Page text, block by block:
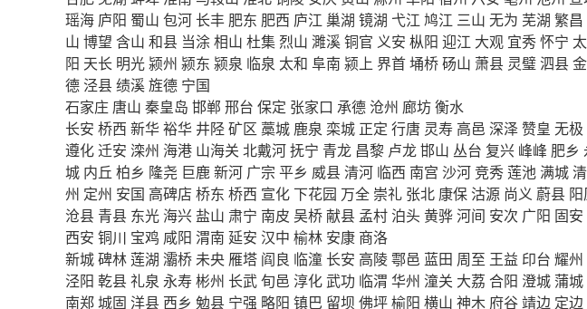
瑶海 庐阳 蜀山 包河 长丰 肥东 肥西 庐江 巢湖 镜湖 弋江 鸠江 三山 无为 芜湖 繁昌
山 博望 含山 和县 当涂相山 杜集 烈山 濉溪铜官 义安 枞阳 迎江 大观 宜秀怀宁
阳 天长 明光颍州 颍东 颍泉 临泉 太和 阜南 颍上 界首埇桥砀山 萧县 灵璧泗县
德 泾县绩溪旌德 宁国
石家庄 唐山 秦皇岛 邯郸 邢台 保定 张家口 承德 沧州 廊坊衡水
长安 桥西 新华裕华 井陉矿区 藁城 鹿泉 栾城 正定 行唐 灵寿 高邑 深泽 赞皇 无极
遵化迁安 滦州 海港 山海关 北戴河抚宁 青龙 昌黎 卢龙邯山 丛台 复兴 峰峰 肥乡
城 内丘 柏乡 隆尧 巨鹿新河 广宗 平乡 威县清河 临西 南宫 沙河竞秀莲池 满城
州 定州 安国 高碑店 桥东 桥西 宣化下花园 万全 崇礼 张北 康保 沽源 尚义 蔚县
沧县 青县 东光 海兴 盐山 肃宁 南皮 吴桥献县 孟村 泊头黄骅河间 安次 广阳 固安
西安 铜川 宝鸡 咸阳 渭南 延安 汉中 榆林 安康 商洛
新城碑林莲湖 灞桥未央 雁塔 阎良 临潼 长安 高陵鄠邑 蓝田 周至 王益 印台 耀州
泾阳 乾县礼泉 永寿彬州 长武旬邑 淳化武功 临渭 华州 潼关 大荔 合阳 澄城蒲城
南郑城固 洋县 西乡 勉县 宁强 略阳 镇巴 留坝 佛坪榆阳 横山 神木 府谷靖边 定边